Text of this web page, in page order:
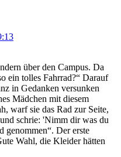
über den Campus. Da
ein tolles Fahrrad?“ Darauf
in Gedanken versunken
Mädchen mit diesem
warf sie das Rad zur Seite,
schrie: 'Nimm dir was du
genommen“. Der erste
Wahl, die Kleider hätten